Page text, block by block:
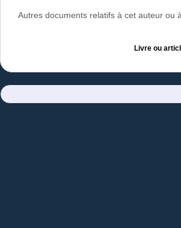
Autres documents relatifs à cet auteur ou
Livre ou